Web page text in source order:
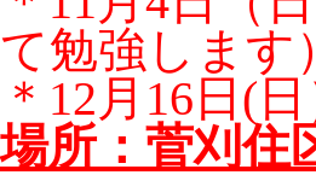
て勉強します）
＊12月16日(
場所：菅刈